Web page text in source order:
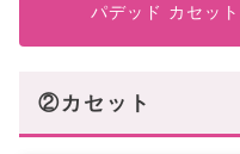
パデッド カセッ
②カセット